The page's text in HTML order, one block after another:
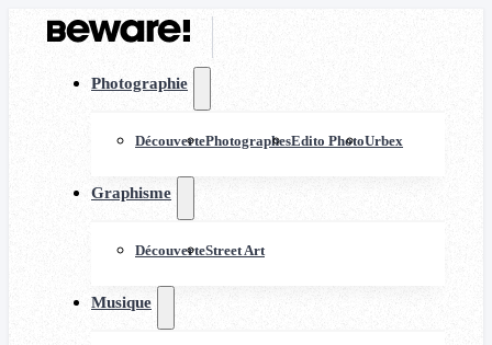
Photographie
DécouvertePhotographesEdito PhotoUrbex
Graphisme
DécouverteStreet Art
Musique